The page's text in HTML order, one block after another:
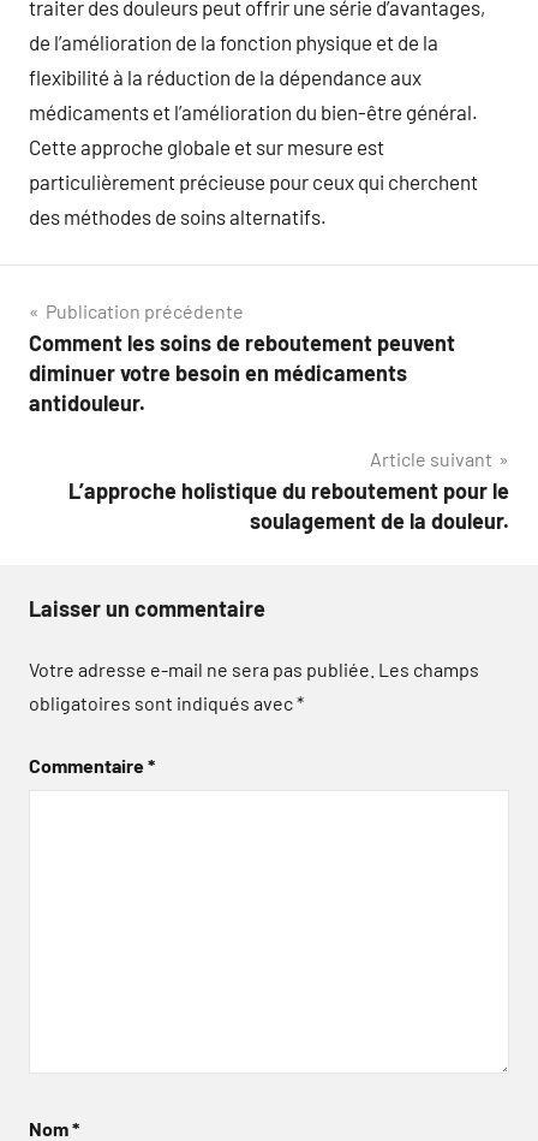
traiter des douleurs peut offrir une série d’avantages,
de l’amélioration de la fonction physique et de la
flexibilité à la réduction de la dépendance aux
médicaments et l’amélioration du bien-être général.
Cette approche globale et sur mesure est
particulièrement précieuse pour ceux qui cherchent
des méthodes de soins alternatifs.
Navigation
de
l’article
Publication précédente
Comment les soins de reboutement peuvent
diminuer votre besoin en médicaments
antidouleur.
Article suivant
L’approche holistique du reboutement pour le
soulagement de la douleur.
Laisser un commentaire
Votre adresse e-mail ne sera pas publiée. Les champs
obligatoires sont indiqués avec*
Commentaire*
Nom*